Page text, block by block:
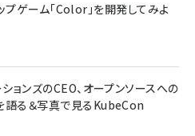
プゲーム「Color」を開発してみよ
ョンズのCEO、オープンソースへの
語る＆写真で見るKubeCon